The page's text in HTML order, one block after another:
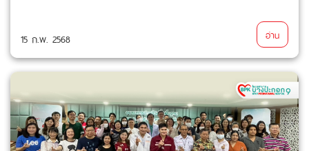
15 ก.พ. 2568 อ่าน